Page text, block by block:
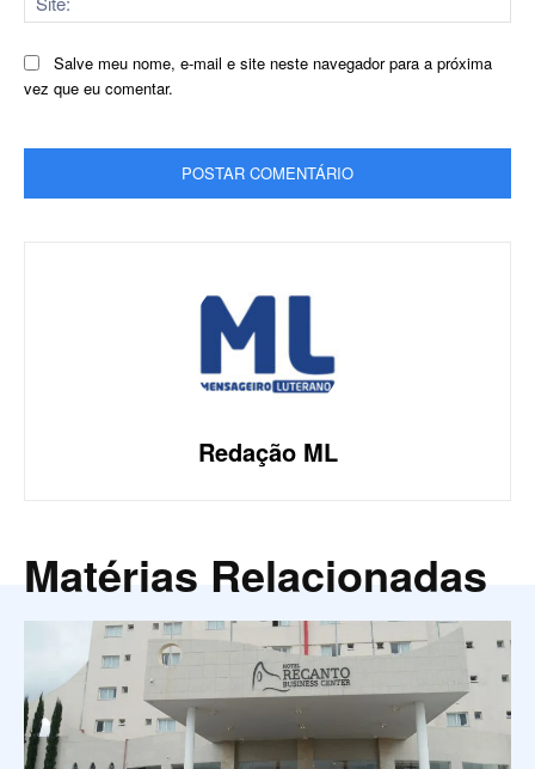
Salve meu nome, e-mail e site neste navegador para a próxima
vez que eu comentar.
Redação ML
Matérias Relacionadas